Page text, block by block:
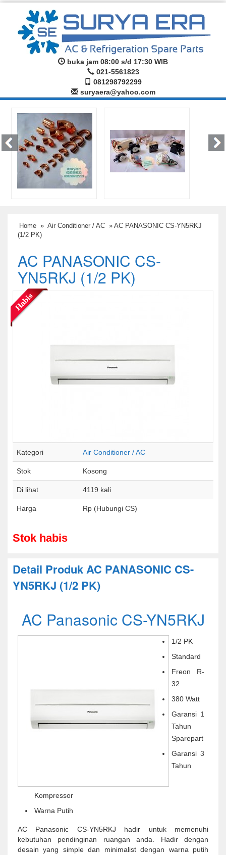
buka jam 08:00 s/d 17:30 WIB
021-5561823
081298792299
suryaera@yahoo.com
Home » Air Conditioner / AC » AC PANASONIC CS-YN5RKJ
(1/2 PK)
AC PANASONIC CS-
YN5RKJ (1/2 PK)
Kategori Air Conditioner / AC
Stok Kosong
Di lihat 4119 kali
Harga Rp (Hubungi CS)
Stok habis
Detail Produk AC PANASONIC CS-
YN5RKJ (1/2 PK)
AC Panasonic CS-YN5RKJ
1/2 PK
Standard
Freon R-
32
380 Watt
Garansi 1
Tahun
Sparepart
Garansi 3
Tahun
Kompressor
Warna Putih
AC Panasonic CS-YN5RKJ hadir untuk memenuhi
kebutuhan pendinginan ruangan anda. Hadir dengan
desain yang simple dan minimalist dengan warna putih